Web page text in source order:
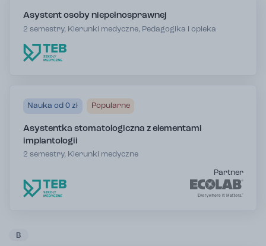
Asystent osoby niepełnosprawnej
2 semestry, Kierunki medyczne, Pedagogika i opieka
Nauka od 0 zł Popularne
Asystentka stomatologiczna z elementami
implantologii
2 semestry, Kierunki medyczne
Partner
B